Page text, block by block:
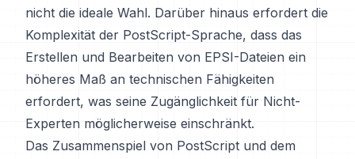
nicht die ideale Wahl. Darüber hinaus erfordert die
Komplexität der PostScript-Sprache, dass das
Erstellen und Bearbeiten von EPSI-Dateien ein
höheres Maß an technischen Fähigkeiten
erfordert, was seine Zugänglichkeit für Nicht-
Experten möglicherweise einschränkt.
Das Zusammenspiel von PostScript und dem